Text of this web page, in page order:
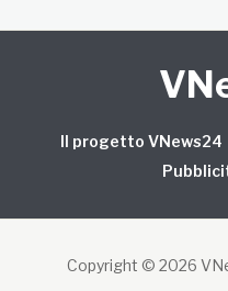
Il progetto VNews24
Copyright © 2026